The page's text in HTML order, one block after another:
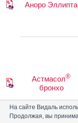
Аноро Эллипта
Астмасол®
бронхо
На сайте Видаль
Продолжая, вы